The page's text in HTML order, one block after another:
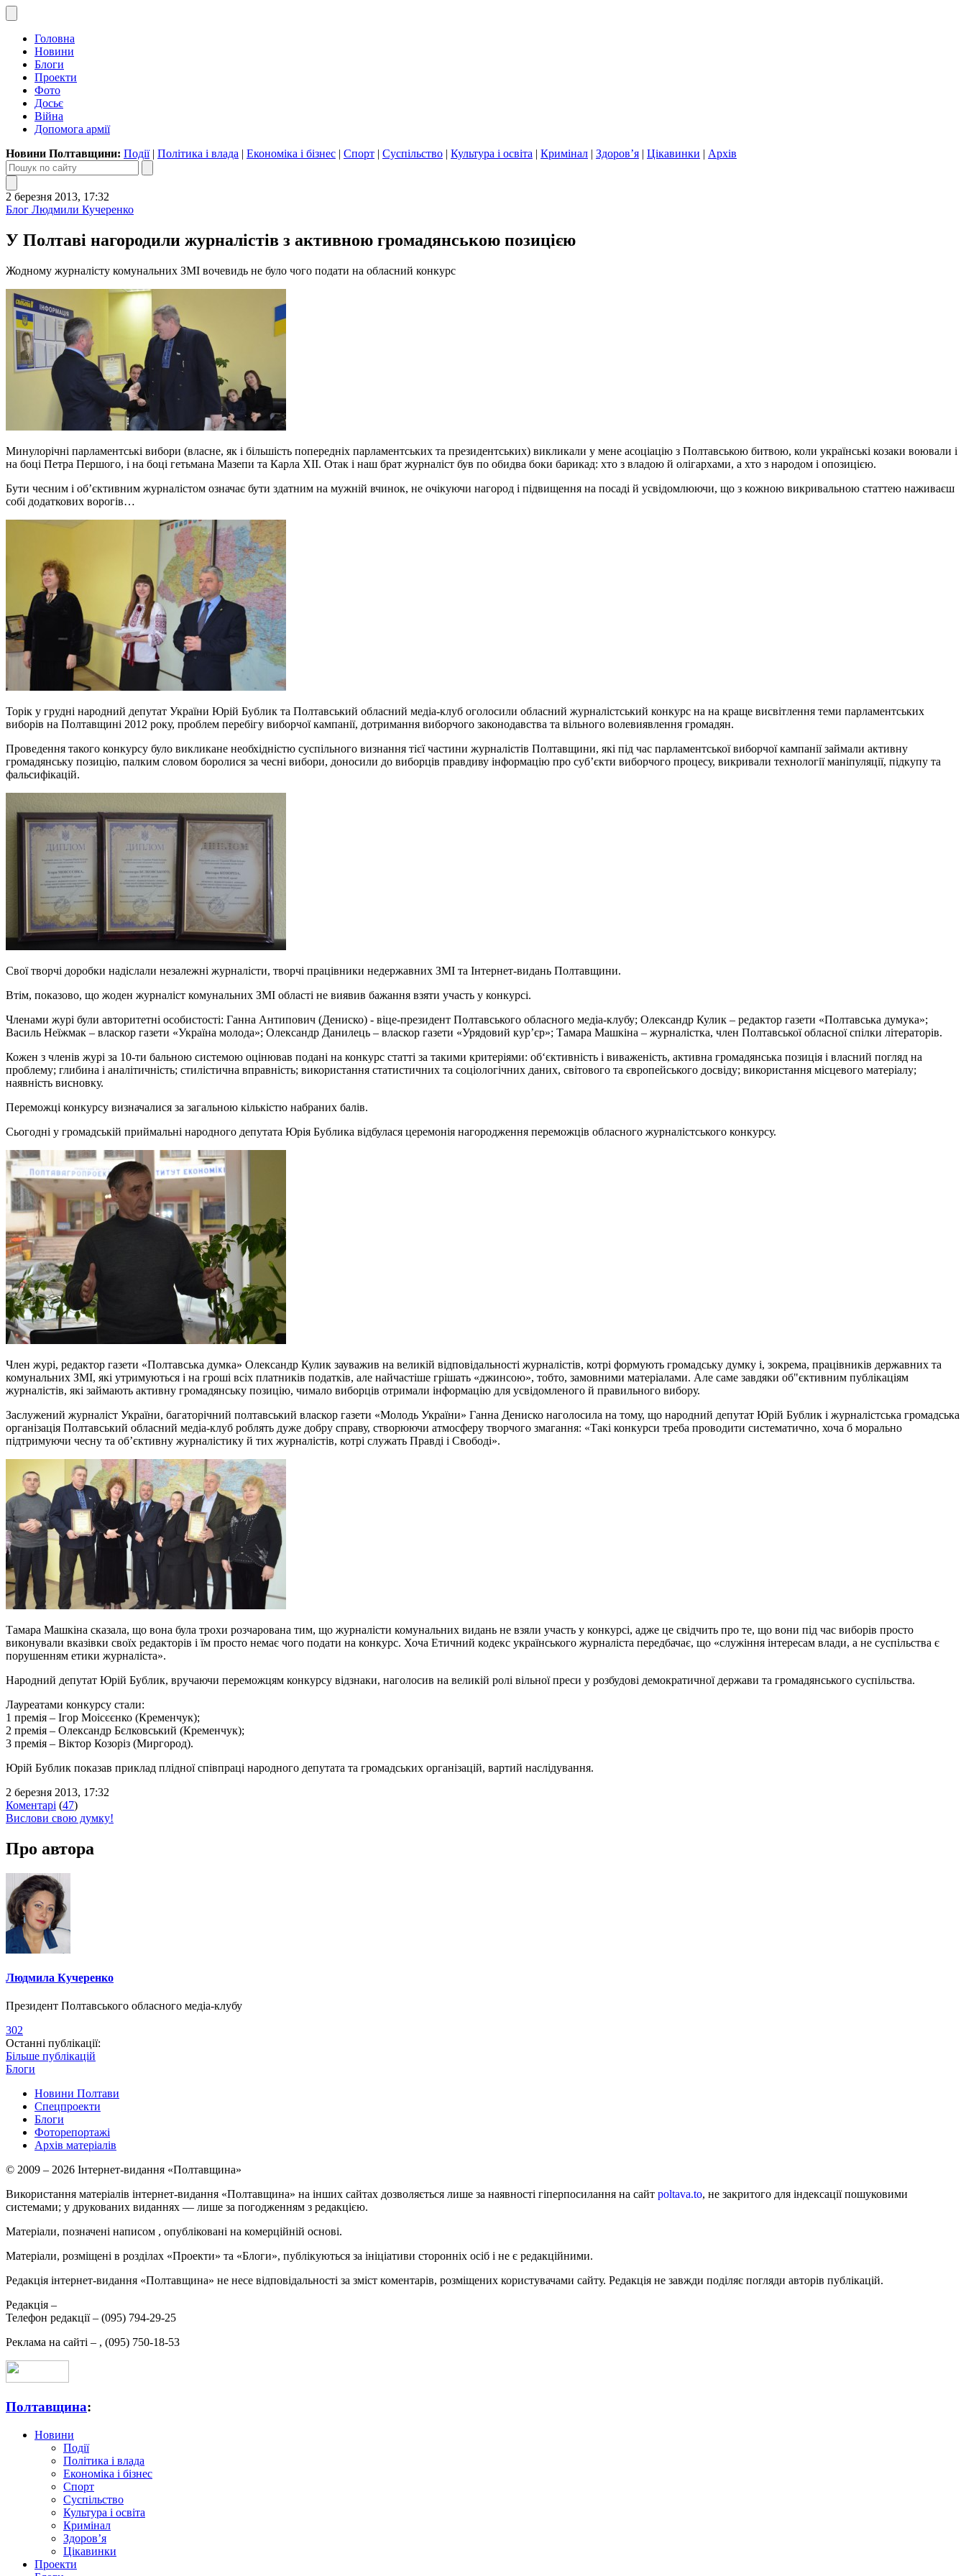
Головна
Новини
Блоги
Проекти
Фото
Досьє
Війна
Допомога армії
Новини Полтавщини: Події| Політика і влада | Економіка і бізнес | Спорт | Суспільство | Культура і освіта | Кримінал | Здоров’я | Цікавинки | Архів
2 березня 2013, 17:32
Блог Людмили Кучеренко
У Полтаві нагородили журналістів з активною громадянською позицією
Жодному журналісту комунальних ЗМІ вочевидь не було чого подати на обласний конкурс
Минулорічні парламентські вибори (власне, як і більшість попередніх парламентських та президентських) викликали у мене асоціацію з Полтавською битвою, коли українські козаки воювали і
на боці Петра Першого, і на боці гетьмана Мазепи та Карла ХІІ. Отак і наш брат журналіст був по обидва боки барикад: хто з владою й олігархами, а хто з народом і опозицією.
Бути чесним і об’єктивним журналістом означає бути здатним на мужній вчинок, не очікуючи нагород і підвищення на посаді й усвідомлюючи, що з кожною викривальною статтею наживаєш
собі додаткових ворогів…
Торік у грудні народний депутат України Юрій Бублик та Полтавський обласний медіа-клуб оголосили обласний журналістський конкурс на на краще висвітлення теми парламентських
виборів на Полтавщині 2012 року, проблем перебігу виборчої кампанії, дотримання виборчого законодавства та вільного волевиявлення громадян.
Проведення такого конкурсу було викликане необхідністю суспільного визнання тієї частини журналістів Полтавщини, які під час парламентської виборчої кампанії займали активну
громадянську позицію, палким словом боролися за чесні вибори, доносили до виборців правдиву інформацію про суб’єкти виборчого процесу, викривали технології маніпуляції, підкупу та
фальсифікацій.
Свої творчі доробки надіслали незалежні журналісти, творчі працівники недержавних ЗМІ та Інтернет-видань Полтавщини.
Втім, показово, що жоден журналіст комунальних ЗМІ області не виявив бажання взяти участь у конкурсі.
Членами журі були авторитетні особистості: Ганна Антипович (Дениско) - віце-президент Полтавського обласного медіа-клубу; Олександр Кулик – редактор газети «Полтавська думука»;
Василь Неїжмак – власкор газети «Україна молода»; Олександр Данилець – власкор газети «Урядовий кур’єр»; Тамара Машкіна – журналістка, член Полтавської обласної спілки літераторів.
Кожен з членів журі за 10-ти бальною системою оцінював подані на конкурс статті за такими критеріями: об‘єктивність і виваженість, активна громадянська позиція і власний погляд на
проблему; глибина і аналітичність; стилістична вправність; використання статистичних та соціологічних даних, світового та європейського досвіду; використання місцевого матеріалу;
наявність висновку.
Переможці конкурсу визначалися за загальною кількістю набраних балів.
Сьогодні у громадській приймальні народного депутата Юрія Бублика відбулася церемонія нагородження переможців обласного журналістського конкурсу.
Член журі, редактор газети «Полтавська думка» Олександр Кулик зауважив на великій відповідальності журналістів, котрі формують громадську думку і, зокрема, працівників державних та
комунальних ЗМІ, які утримуються і на гроші всіх платників податків, але найчастіше грішать «джинсою», тобто, замовними матеріалами. Але саме завдяки об"єктивним публікаціям
журналістів, які займають активну громадянську позицію, чимало виборців отримали інформацію для усвідомленого й правильного вибору.
Заслужений журналіст України, багаторічний полтавський власкор газети «Молодь України» Ганна Дениско наголосила на тому, що народний депутат Юрій Бублик і журналістська громадська
організація Полтавський обласний медіа-клуб роблять дуже добру справу, створюючи атмосферу творчого змагання: «Такі конкурси треба проводити систематично, хоча б морально
підтримуючи чесну та об’єктивну журналістику й тих журналістів, котрі служать Правді і Свободі».
Тамара Машкіна сказала, що вона була трохи розчарована тим, що журналісти комунальних видань не взяли участь у конкурсі, адже це свідчить про те, що вони під час виборів просто
виконували вказівки своїх редакторів і їм просто немає чого подати на конкурс. Хоча Етичний кодекс українського журналіста передбачає, що «служіння інтересам влади, а не суспільства є
порушенням етики журналіста».
Народний депутат Юрій Бублик, вручаючи переможцям конкурсу відзнаки, наголосив на великій ролі вільної преси у розбудові демократичної держави та громадянського суспільства.
Лауреатами конкурсу стали:
1 премія – Ігор Моісєєнко (Кременчук);
2 премія – Олександр Бєлковський (Кременчук);
3 премія – Віктор Козоріз (Миргород).
Юрій Бублик показав приклад плідної співпраці народного депутата та громадських організацій, вартий наслідування.
2 березня 2013, 17:32
Коментарі (47)
Вислови свою думку!
Про автора
Людмила Кучеренко
Президент Полтавського обласного медіа-клубу
302
Останні публікації:
Більше публікацій
Блоги
Новини Полтави
Спецпроекти
Блоги
Фоторепортажі
Архів матеріалів
© 2009 – 2026 Інтернет-видання «Полтавщина»
Використання матеріалів інтернет-видання «Полтавщина» на інших сайтах дозволяється лише за наявності гіперпосилання на сайт poltava.to, не закритого для індексації пошуковими
системами; у друкованих виданнях — лише за погодженням з редакцією.
Матеріали, позначені написом , опубліковані на комерційній основі.
Матеріали, розміщені в розділах «Проекти» та «Блоги», публікуються за ініціативи сторонніх осіб і не є редакційними.
Редакція інтернет-видання «Полтавщина» не несе відповідальності за зміст коментарів, розміщених користувачами сайту. Редакція не завжди поділяє погляди авторів публікацій.
Редакція –
Телефон редакції – (095) 794-29-25
Реклама на сайті – , (095) 750-18-53
Полтавщина:
Новини
Події
Політика і влада
Економіка і бізнес
Спорт
Суспільство
Культура і освіта
Кримінал
Здоров’я
Цікавинки
Проекти